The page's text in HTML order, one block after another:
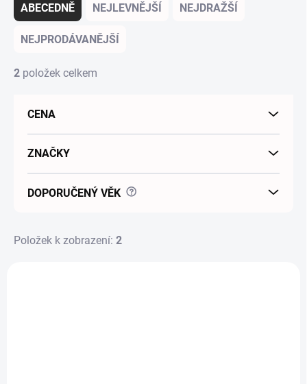
ABECEDNĚ NEJLEVNĚJŠÍ NEJDRAŽŠÍ
NEJPRODÁVANĚJŠÍ
2 položek celkem
CENA
ZNAČKY
DOPORUČENÝ VĚK ?
Položek k zobrazení: 2